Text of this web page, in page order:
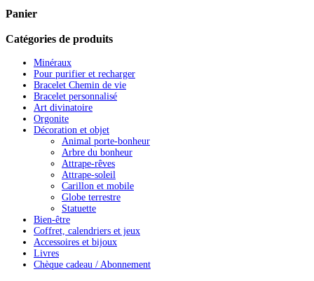
Panier
Catégories de produits
Minéraux
Pour purifier et recharger
Bracelet Chemin de vie
Bracelet personnalisé
Art divinatoire
Orgonite
Décoration et objet
Animal porte-bonheur
Arbre du bonheur
Attrape-rêves
Attrape-soleil
Carillon et mobile
Globe terrestre
Statuette
Bien-être
Coffret, calendriers et jeux
Accessoires et bijoux
Livres
Chèque cadeau / Abonnement